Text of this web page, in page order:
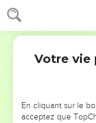
1 Rois 14
Car ils se bâtirent
et des emblèmes
sous tous les arbres
toutes les
chassées devant les
Shishak, roi
Votre vie
En cliquant sur le
acceptez que